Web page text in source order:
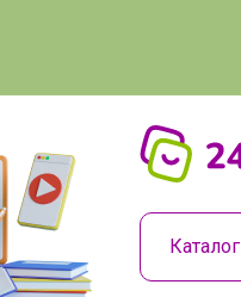
Каталог